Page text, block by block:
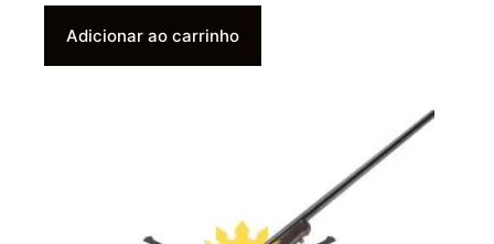
Adicionar ao carrinho